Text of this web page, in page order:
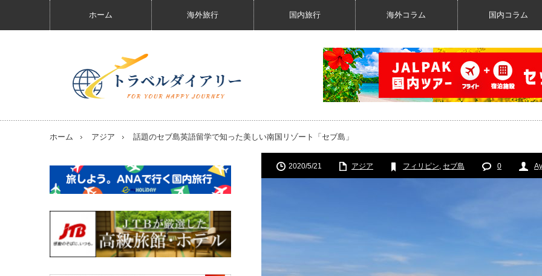
ホーム 海外旅行 国内旅行 海外コラム 国内コラム
ホーム アジア 話題のセブ島英語留学で知った美しい南国リゾート「セブ島」
2020/5/21 アジア フィリピン, セブ島 0